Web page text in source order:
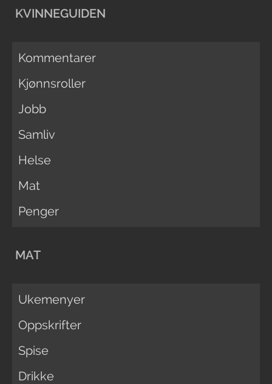
KVINNEGUIDEN
Kommentarer
Kjønnsroller
Jobb
Samliv
Helse
Mat
Penger
MAT
Ukemenyer
Oppskrifter
Spise
Drikke